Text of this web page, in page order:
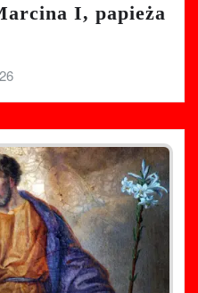
I, papieża